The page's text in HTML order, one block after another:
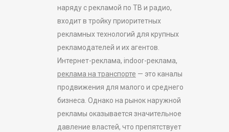
наряду с рекламой по ТВ и радио,
входит в тройку приоритетных
рекламных технологий для крупных
рекламодателей и их агентов.
Интернет-реклама, indoor-реклама,
реклама на транспорте — это каналы
продвижения для малого и среднего
бизнеса. Однако на рынок наружной
рекламы оказывается значительное
давление властей, что препятствует